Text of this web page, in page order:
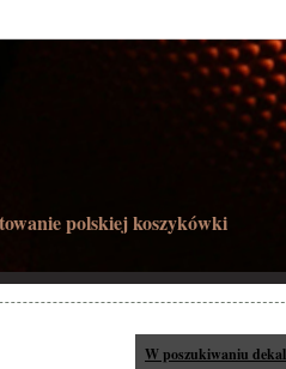
polskiej koszykówki
W poszukiwaniu